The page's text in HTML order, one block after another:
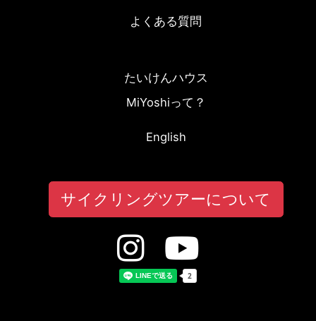
よくある質問
たいけんハウス
MiYoshiって？
English
サイクリングツアーについて